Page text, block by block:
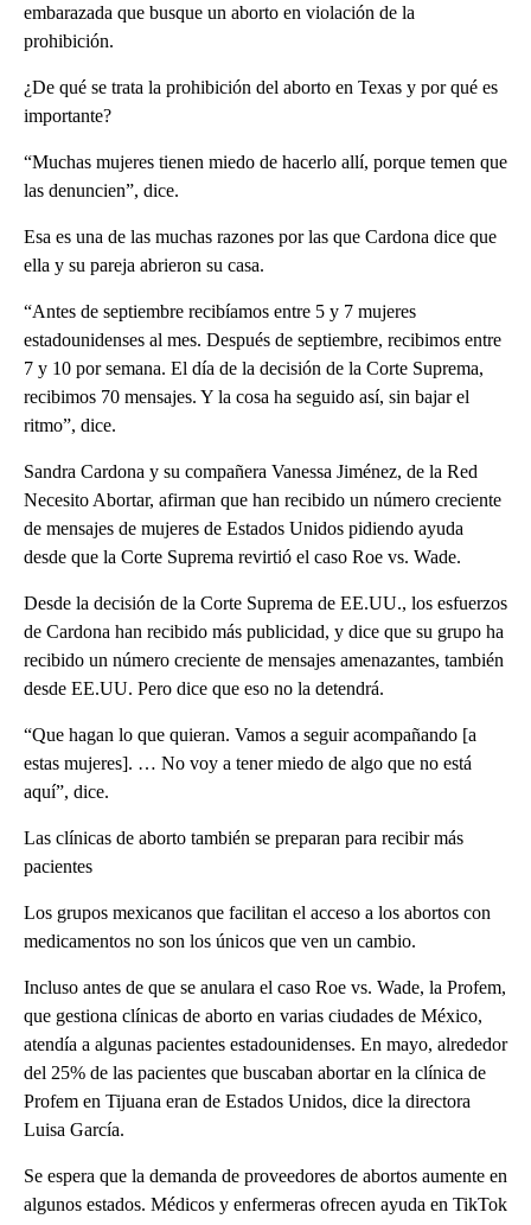
embarazada que busque un aborto en violación de la
prohibición.
¿De qué se trata la prohibición del aborto en Texas y por qué es
importante?
“Muchas mujeres tienen miedo de hacerlo allí, porque temen que
las denuncien”, dice.
Esa es una de las muchas razones por las que Cardona dice que
ella y su pareja abrieron su casa.
“Antes de septiembre recibíamos entre 5 y 7 mujeres
estadounidenses al mes. Después de septiembre, recibimos entre
7 y 10 por semana. El día de la decisión de la Corte Suprema,
recibimos 70 mensajes. Y la cosa ha seguido así, sin bajar el
ritmo”, dice.
Sandra Cardona y su compañera Vanessa Jiménez, de la Red
Necesito Abortar, afirman que han recibido un número creciente
de mensajes de mujeres de Estados Unidos pidiendo ayuda
desde que la Corte Suprema revirtió el caso Roe vs. Wade.
Desde la decisión de la Corte Suprema de EE.UU., los esfuerzos
de Cardona han recibido más publicidad, y dice que su grupo ha
recibido un número creciente de mensajes amenazantes, también
desde EE.UU. Pero dice que eso no la detendrá.
“Que hagan lo que quieran. Vamos a seguir acompañando [a
estas mujeres]. … No voy a tener miedo de algo que no está
aquí”, dice.
Las clínicas de aborto también se preparan para recibir más
pacientes
Los grupos mexicanos que facilitan el acceso a los abortos con
medicamentos no son los únicos que ven un cambio.
Incluso antes de que se anulara el caso Roe vs. Wade, la Profem,
que gestiona clínicas de aborto en varias ciudades de México,
atendía a algunas pacientes estadounidenses. En mayo, alrededor
del 25% de las pacientes que buscaban abortar en la clínica de
Profem en Tijuana eran de Estados Unidos, dice la directora
Luisa García.
Se espera que la demanda de proveedores de abortos aumente en
algunos estados. Médicos y enfermeras ofrecen ayuda en TikTok